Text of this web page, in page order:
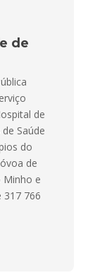
de
de
Saúde
do
de
Minho e
317 766